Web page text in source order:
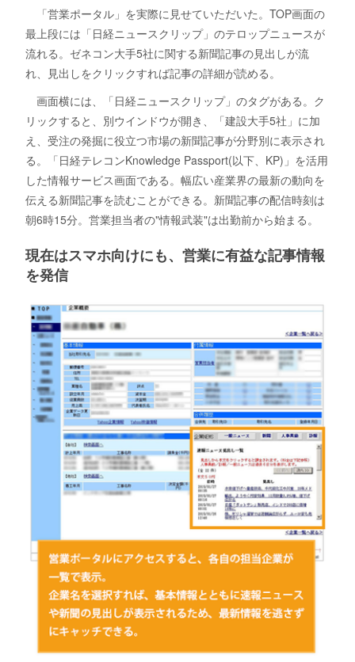
「営業ポータル」を実際に見せていただいた。TOP画面の
最上段には「日経ニュースクリップ」のテロップニュースが
流れる。ゼネコン大手5社に関する新聞記事の見出しが流
れ、見出しをクリックすれば記事の詳細が読める。
画面横には、「日経ニュースクリップ」のタグがある。ク
リックすると、別ウインドウが開き、「建設大手5社」に加
え、受注の発掘に役立つ市場の新聞記事が分野別に表示され
る。「日経テレコンKnowledge Passport(以下、KP)」を活用
した情報サービス画面である。幅広い産業界の最新の動向を
伝える新聞記事を読むことができる。新聞記事の配信時刻は
朝6時15分。営業担当者の"情報武装"は出勤前から始まる。
現在はスマホ向けにも、営業に有益な記事情報
を発信